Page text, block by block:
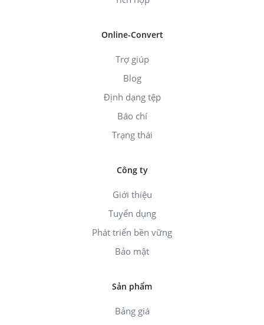
Online-Convert
Trợ giúp
Blog
Định dạng tệp
Báo chí
Trạng thái
Công ty
Giới thiệu
Tuyển dụng
Phát triển bền vững
Bảo mật
Sản phẩm
Bảng giá